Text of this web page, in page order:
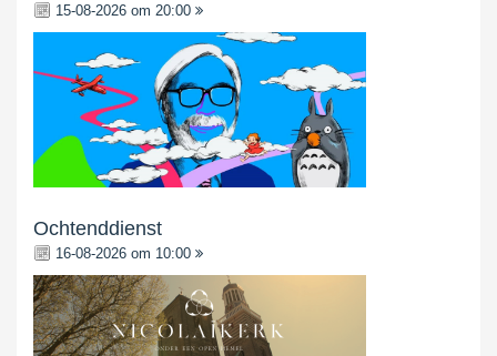
15-08-2026 om 20:00
Ochtenddienst
16-08-2026 om 10:00